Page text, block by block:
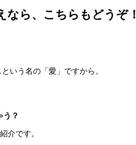
ら、こちらもどうぞ！
いう名の「愛」ですから。
う？
介です。